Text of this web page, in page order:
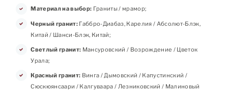
Материал на выбор: Граниты / мрамор;
Черный гранит:Габбро-Диабаз, Карелия / Абсолют-Блэк,
Китай / Шанси-Блэк, Китай;
Светлый гранит: Мансуровский / Возрождение / Цветок
Урала;
Красный гранит: Винга / Дымовский / Капустинский /
Сюскюянсаари / Калгуваара / Лезниковский / Малиновый